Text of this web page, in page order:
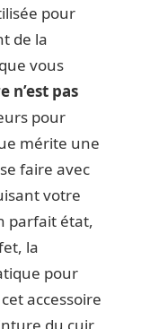
pour
de la
vous
n’est pas
pour
mérite une
faire avec
votre
parfait état,
la
pour
accessoire
du cuir,